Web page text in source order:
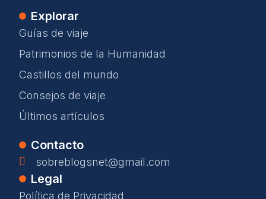
Explorar
Guías de viaje
Patrimonios de la Humanidad
Castillos del mundo
Consejos de viaje
Últimos artículos
Contacto
sobreblogsnet@gmail.com
Legal
Política de Privacidad